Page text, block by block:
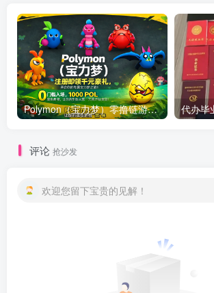
Polymon（宝力梦）零撸链游天花板，稳定收益，轻松变现，今日全球首发！
评论 抢沙发
欢迎您留下宝贵的见解！